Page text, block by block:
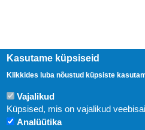
Kasutame küpsiseid
Klikkides luba nõustud küpsiste
Vajalikud
Küpsised, mis on vajalikud
Analüütika